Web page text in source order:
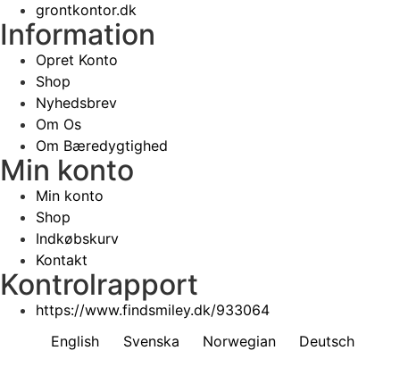
grontkontor.dk
Information
Opret Konto
Shop
Nyhedsbrev
Om Os
Om Bæredygtighed
Min konto
Min konto
Shop
Indkøbskurv
Kontakt
Kontrolrapport
https://www.findsmiley.dk/933064
English
Svenska Norwegian Deutsch